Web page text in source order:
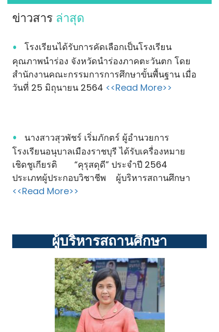
ข่าวสาร ล่าสุด
โรงเรียนได้รับการคัดเลือกเป็นโรงเรียน
คุณภาพนำร่อง จังหวัดนำร่องภาคตะวันตก โดย
สำนักงานคณะกรรมการการศึกษาขั้นพื้นฐาน เมื่อ
วันที่ 25 มิถุนายน 2564 <<Read More>>
นางสาวสุวพัชร์ เริ่มภักตร์ ผู้อำนวยการ
โรงเรียนอนุบาลเมืองราชบุรี ได้รับเครื่องหมาย
เชิดชูเกียรติ “คุรุสดุดี” ประจำปี 2564
ประเภทผู้ประกอบวิชาชีพ ผู้บริหารสถานศึกษา
<<Read More>>
ผู้บริหารสถานศึกษา